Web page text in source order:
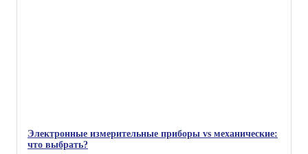
Электронные измерительные приборы vs механические:
что выбрать?